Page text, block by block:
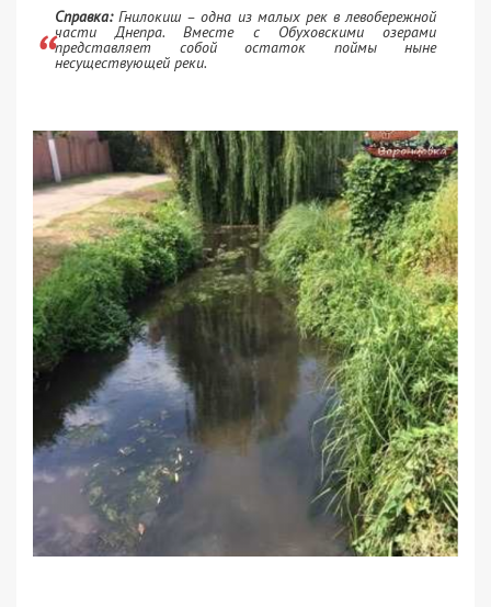
Справка:Гнилокиш – одна из малых рек в левобережной
части Днепра. Вместе с Обуховскими озерами
представляет собой остаток поймы ныне
несуществующей реки.